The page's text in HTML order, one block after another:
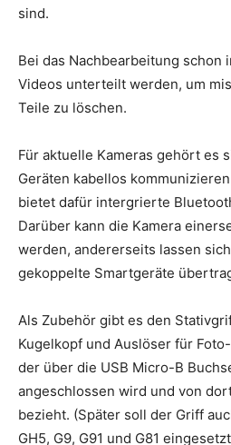
sind.
Bei das Nachbearbeitung schon
Videos unterteilt werden, um
Teile zu löschen.
Für aktuelle Kameras gehört es
Geräten kabellos
bietet dafür intergrierte
Darüber kann die Kamera
werden, andererseits lassen
gekoppelte Smartgeräte
Als Zubehör gibt es den
Kugelkopf und Auslöser für
der über die USB Micro-B
angeschlossen wird und von
bezieht. (Später soll der Griff
GH5, G9, G91 und G81